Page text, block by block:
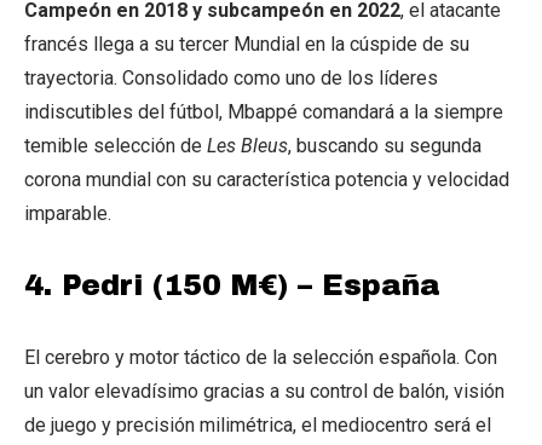
Campeón en 2018 y subcampeón en 2022, el atacante
francés llega a su tercer Mundial en la cúspide de su
trayectoria. Consolidado como uno de los líderes
indiscutibles del fútbol, Mbappé comandará a la siempre
temible selección de Les Bleus, buscando su segunda
corona mundial con su característica potencia y velocidad
imparable.
4. Pedri (150 M€) – España
El cerebro y motor táctico de la selección española. Con
un valor elevadísimo gracias a su control de balón, visión
de juego y precisión milimétrica, el mediocentro será el